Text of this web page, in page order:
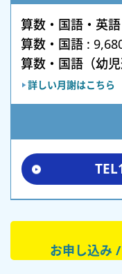
算数・国語・英
算数・国語 :
算数・国語（幼
詳しい月謝はこちら
お申し込み